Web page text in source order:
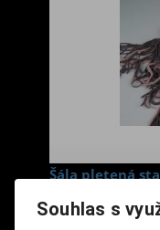
Šála pletená
Cena s DPH:
Souhlas s